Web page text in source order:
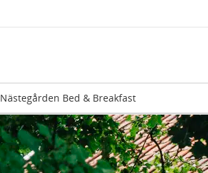
Nästegården Bed & Breakfast